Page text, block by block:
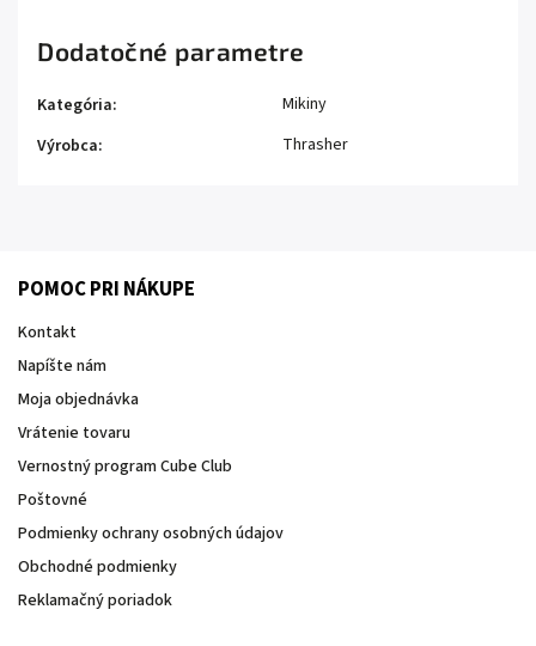
Dodatočné parametre
Kategória:
Mikiny
Výrobca: Thrasher
POMOC PRI NÁKUPE
Kontakt
Napíšte nám
Moja objednávka
Vrátenie tovaru
Vernostný program Cube Club
Poštovné
Podmienky ochrany osobných údajov
Obchodné podmienky
Reklamačný poriadok